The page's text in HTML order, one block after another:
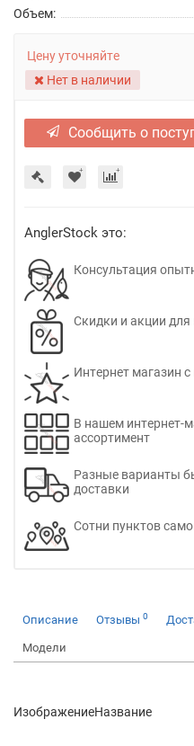
Объем:
Цену уточняйте
Нет в наличии
Сообщить о
AnglerStock это:
Консультация
Скидки и акции для
Интернет магазин
В нашем интернет-
ассортимент
Разные варианты
доставки
Сотни пунктов
Описание Отзывы 0
Модели
ИзображениеНазвание